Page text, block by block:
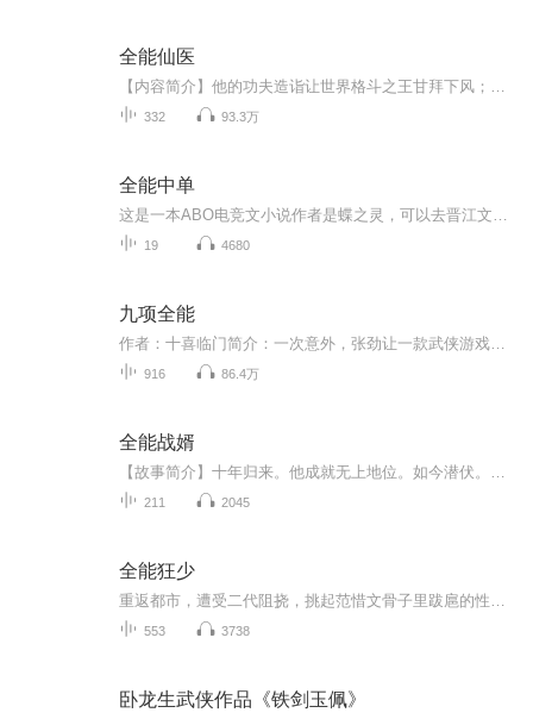
全能仙医
332 93.3万
全能中单
19 4680
九项全能
916 86.4万
全能战婿
211 2045
全能狂少
553 3738
卧龙生武侠作品《铁剑玉佩》